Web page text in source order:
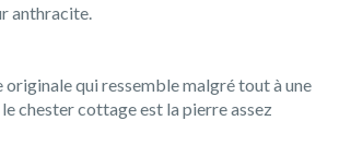
anthracite.
qui ressemble malgré tout à une
chester cottage est la pierre assez